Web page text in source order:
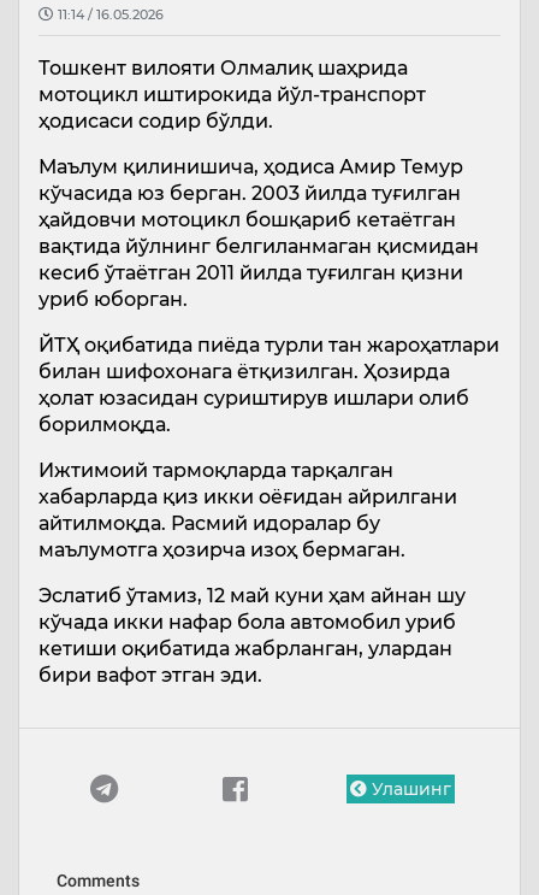
11:14 / 16.05.2026
Тошкент вилояти Олмалиқ шаҳрида
мотоцикл иштирокида йўл-транспорт
ҳодисаси содир бўлди.
Маълум қилинишича, ҳодиса Амир Темур
кўчасида юз берган. 2003 йилда туғилган
ҳайдовчи мотоцикл бошқариб кетаётган
вақтида йўлнинг белгиланмаган қисмидан
кесиб ўтаётган 2011 йилда туғилган қизни
уриб юборган.
ЙТҲ оқибатида пиёда турли тан жароҳатлари
билан шифохонага ётқизилган. Ҳозирда
ҳолат юзасидан суриштирув ишлари олиб
борилмоқда.
Ижтимоий тармоқларда тарқалган
хабарларда қиз икки оёғидан айрилгани
айтилмоқда. Расмий идоралар бу
маълумотга ҳозирча изоҳ бермаган.
Эслатиб ўтамиз, 12 май куни ҳам айнан шу
кўчада икки нафар бола автомобил уриб
кетиши оқибатида жабрланган, улардан
бири вафот этган эди.
Улашинг